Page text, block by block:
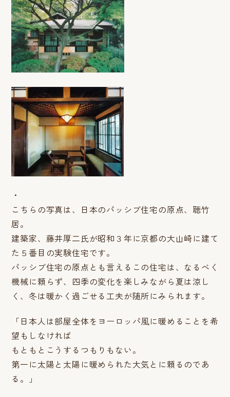
・
こちらの写真は、日本のパッシブ住宅の原点、聴竹
居。
建築家、藤井厚二氏が昭和３年に京都の大山崎に建て
た５番目の実験住宅です。
パッシブ住宅の原点とも言えるこの住宅は、なるべく
機械に頼らず、四季の変化を楽しみながら夏は涼し
く、冬は暖かく過ごせる工夫が随所にみられます。
「日本人は部屋全体をヨーロッパ風に暖めることを希
望もしなければ
もともとこうするつもりもない。
第一に太陽と太陽に暖められた大気とに頼るのであ
る。」